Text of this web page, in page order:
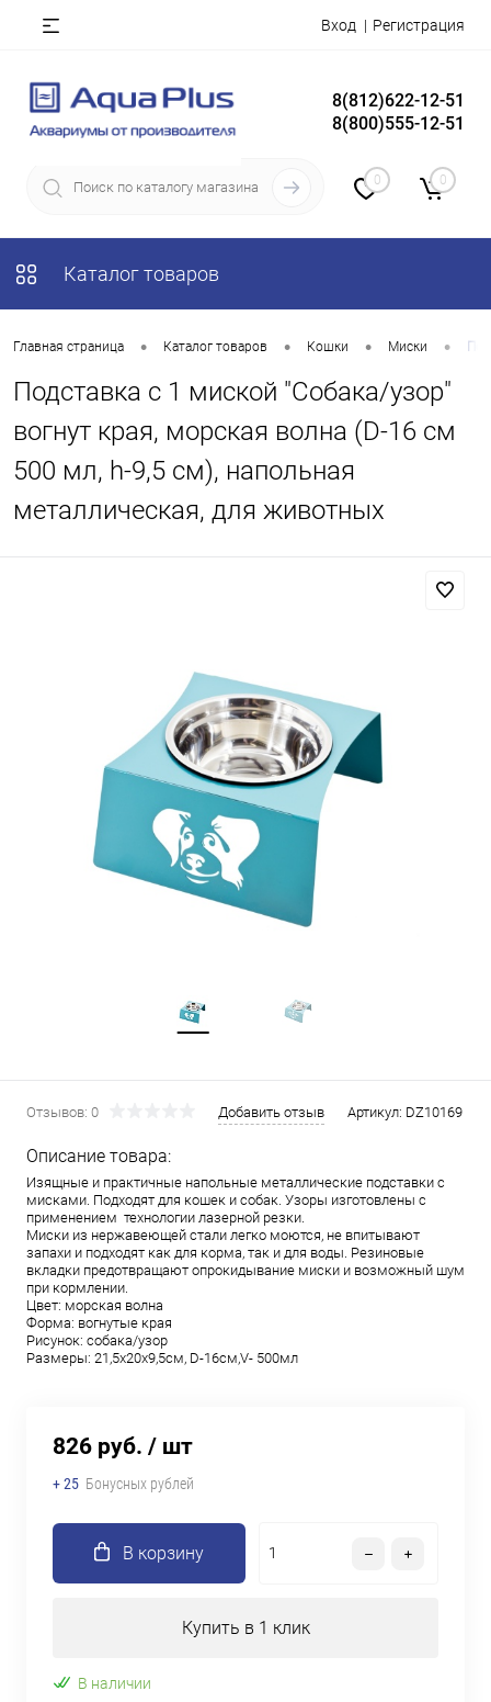
Вход Регистрация
8(812)622-12-51
8(800)555-12-51
0 0
Каталог товаров
Главная страница • Каталог товаров • Кошки • Миски •
Подставка с 1 миской "Собака/узор"
вогнут края, морская волна (D-16 см
500 мл, h-9,5 см), напольная
металлическая, для животных
Отзывов: 0 Добавить отзыв Артикул: DZ10169
Описание товара:
Изящные и практичные напольные металлические подставки с
мисками. Подходят для кошек и собак. Узоры изготовлены с
применением технологии лазерной резки.
Миски из нержавеющей стали легко моются, не впитывают
запахи и подходят как для корма, так и для воды. Резиновые
вкладки предотвращают опрокидывание миски и возможный шум
при кормлении.
Цвет: морская волна
Форма: вогнутые края
Рисунок: собака/узор
Размеры: 21,5x20x9,5см, D-16см,V- 500мл
826 руб. / шт
+ 25 Бонусных рублей
В корзину
Купить в 1 клик
В наличии